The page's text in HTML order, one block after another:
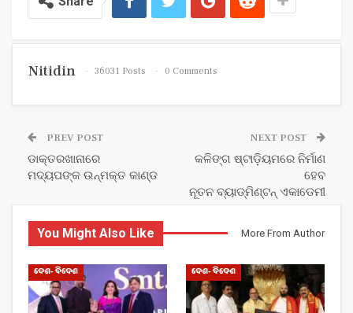
Nitidin 36031 Posts 0 Comments
PREV POST
ଡାକ୍ତରଖାନାରେ
ମଦ୍ୟପଙ୍କ ଉନ୍ମକ୍ତ କାଣ୍ଡ
NEXT POST
କଳିଙ୍ଗ ଷ୍ଟାଡ଼ିୟମରେ ନିର୍ମାଣ
ହେବ
ନୂତନ ବ୍ୟାଡ୍‌ମିଣ୍ଟନ୍‌ ଏକାଡେମୀ
You Might Also Like More From Author
ଦେଶ- ବିଦେଶ ଦେଶ- ବିଦେଶ